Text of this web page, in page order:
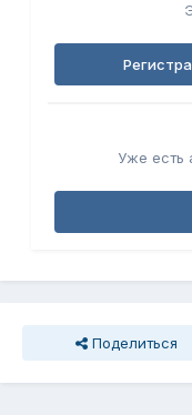
Уже есть
Поделиться